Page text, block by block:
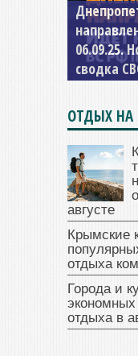
04.09.25
сводка
ОТДЫХ НА
августе
Крымские
отдыха
Города и
отдыха в